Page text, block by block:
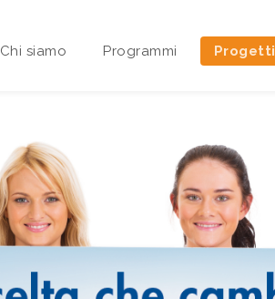
Chi siamo
Area riservata Sedi Territoriali
Programmi Progetti